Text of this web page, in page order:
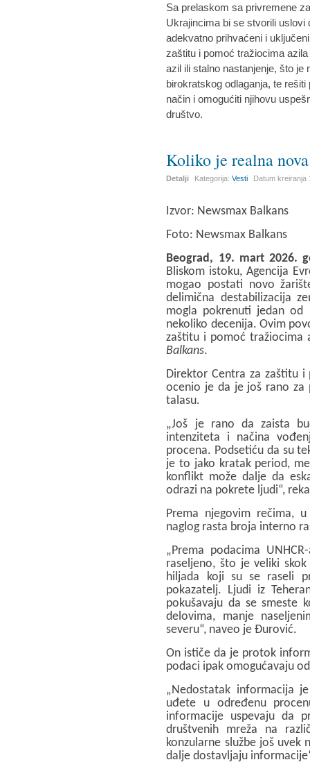
Sa prelaskom sa privremene
Ukrajincima bi se stvorili uslovi
adekvatno prihvaćeni i
zaštitu i pomoć tražiocima
azil ili stalno nastanjenje, što
birokratskog odlaganja, te
način i omogućiti njihovu
društvo.
Koliko je realna
Detalji Kategorija:Vesti Datum kreiranja
Izvor: Newsmax Balkans
Foto: Newsmax Balkans
Beograd, 19. mart 2026.
Bliskom istoku, Agencija
mogao postati novo
delimična destabilizacija
mogla pokrenuti jedan od
nekoliko decenija. Ovim
zaštitu i pomoć tražiocima
Balkans.
Direktor Centra za zaštitu
ocenio je da je još rano za
talasu.
„Još je rano da zaista
intenziteta i načina
procena. Podsetiću da su
je to jako kratak period,
konflikt može dalje da
odrazi na pokrete ljudi“,
Prema njegovim rečima,
naglog rasta broja interno
„Prema podacima
raseljeno, što je veliki
hiljada koji su se raseli
pokazatelj. Ljudi iz
pokušavaju da se smeste
delovima, manje
severu“, naveo je Đurović.
On ističe da je protok
podaci ipak omogućavaju
„Nedostatak informacija
uđete u određenu
informacije uspevaju da
društvenih mreža na
konzularne službe još uvek
dalje dostavljaju